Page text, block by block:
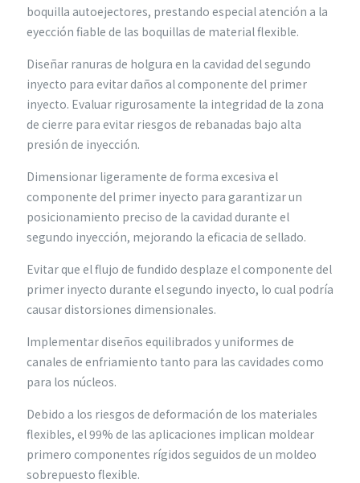
boquilla autoejectores, prestando especial atención a la
eyección fiable de las boquillas de material flexible.
Diseñar ranuras de holgura en la cavidad del segundo
inyecto para evitar daños al componente del primer
inyecto. Evaluar rigurosamente la integridad de la zona
de cierre para evitar riesgos de rebanadas bajo alta
presión de inyección.
Dimensionar ligeramente de forma excesiva el
componente del primer inyecto para garantizar un
posicionamiento preciso de la cavidad durante el
segundo inyección, mejorando la eficacia de sellado.
Evitar que el flujo de fundido desplaze el componente del
primer inyecto durante el segundo inyecto, lo cual podría
causar distorsiones dimensionales.
Implementar diseños equilibrados y uniformes de
canales de enfriamiento tanto para las cavidades como
para los núcleos.
Debido a los riesgos de deformación de los materiales
flexibles, el 99% de las aplicaciones implican moldear
primero componentes rígidos seguidos de un moldeo
sobrepuesto flexible.